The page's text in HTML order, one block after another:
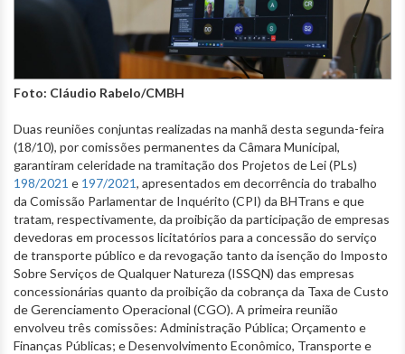
Foto: Cláudio Rabelo/CMBH
Duas reuniões conjuntas realizadas na manhã desta segunda-feira
(18/10), por comissões permanentes da Câmara Municipal,
garantiram celeridade na tramitação dos Projetos de Lei (PLs)
198/2021 e 197/2021, apresentados em decorrência do trabalho
da Comissão Parlamentar de Inquérito (CPI) da BHTrans e que
tratam, respectivamente, da proibição da participação de empresas
devedoras em processos licitatórios para a concessão do serviço
de transporte público e da revogação tanto da isenção do Imposto
Sobre Serviços de Qualquer Natureza (ISSQN) das empresas
concessionárias quanto da proibição da cobrança da Taxa de Custo
de Gerenciamento Operacional (CGO). A primeira reunião
envolveu três comissões: Administração Pública; Orçamento e
Finanças Públicas; e Desenvolvimento Econômico, Transporte e